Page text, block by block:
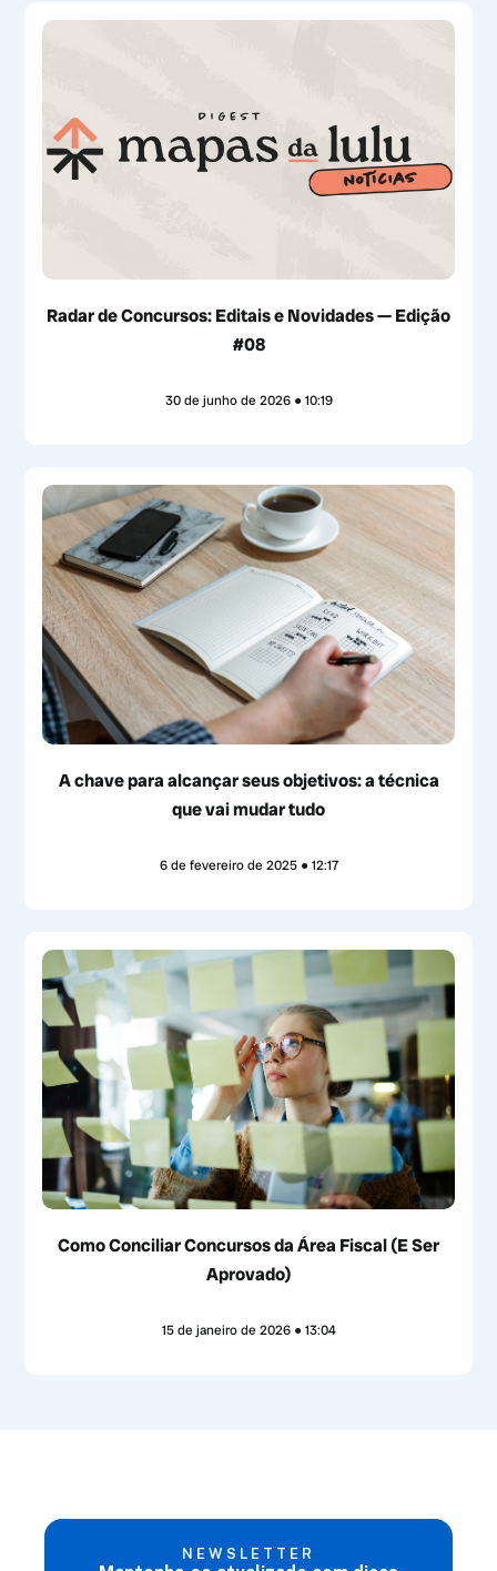
Radar de Concursos: Editais e Novidades — Edição
#08
30 de junho de 2026 10:19
A chave para alcançar seus objetivos: a técnica
que vai mudar tudo
6 de fevereiro de 2025 12:17
Como Conciliar Concursos da Área Fiscal (E Ser
Aprovado)
15 de janeiro de 2026 13:04
NEWSLETTER